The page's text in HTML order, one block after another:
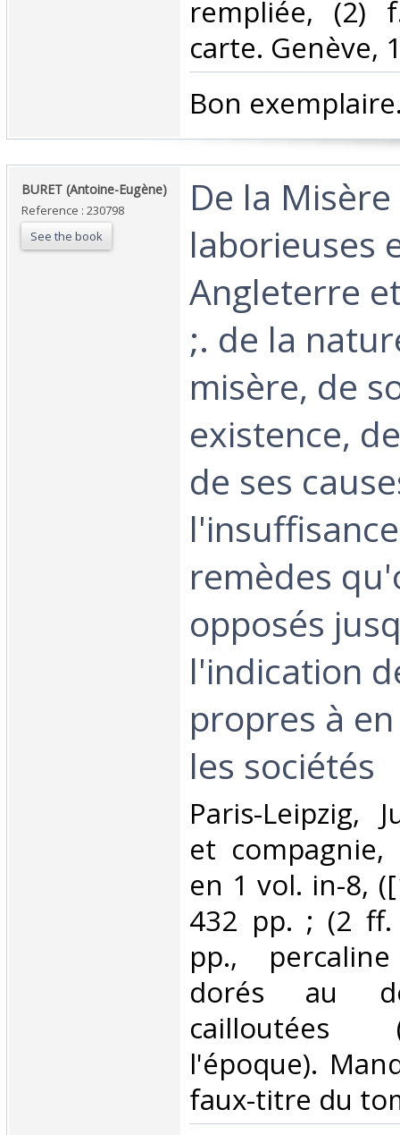
rempliée, (2)
carte. Genève,
‎Bon
‎BURET (Antoine-Eugène)‎
Reference : 230798
See the book
‎De la
laborieuses
Angleterre
;. de la
misère, de
existence,
de ses
remèdes
opposés
l'indication
propres à
les sociétés‎
‎Paris-Leipzig,
et
en 1 vol. in-8,
432 pp. ; (2
pp.,
dorés au
l'époque).
faux-titre du